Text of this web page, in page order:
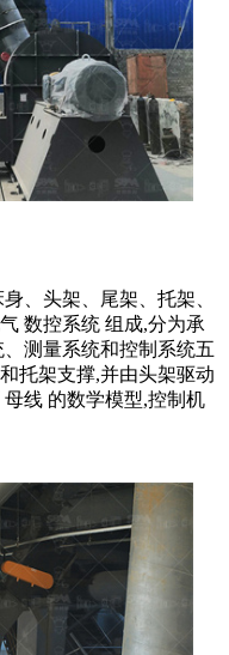
、头架、尾架、托架、
数控系统 组成,分为承
测量系统和控制系统五
托架支撑,并由头架驱动
线 的数学模型,控制机